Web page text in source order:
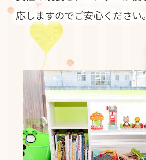
応しますのでご安心ください。